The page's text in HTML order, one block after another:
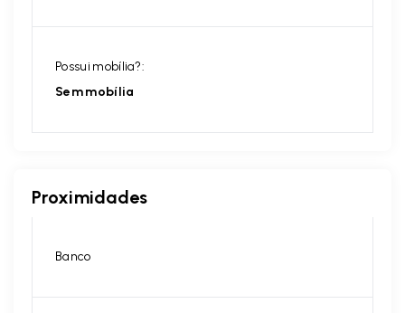
Possui mobília?:
Sem mobília
Proximidades
Banco